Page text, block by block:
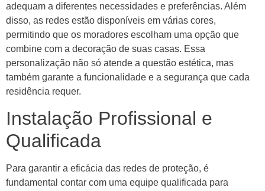
adequam a diferentes necessidades e preferências. Além
disso, as redes estão disponíveis em várias cores,
permitindo que os moradores escolham uma opção que
combine com a decoração de suas casas. Essa
personalização não só atende a questão estética, mas
também garante a funcionalidade e a segurança que cada
residência requer.
Instalação Profissional e
Qualificada
Para garantir a eficácia das redes de proteção, é
fundamental contar com uma equipe qualificada para